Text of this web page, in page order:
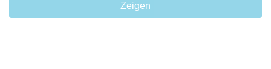
Zeigen